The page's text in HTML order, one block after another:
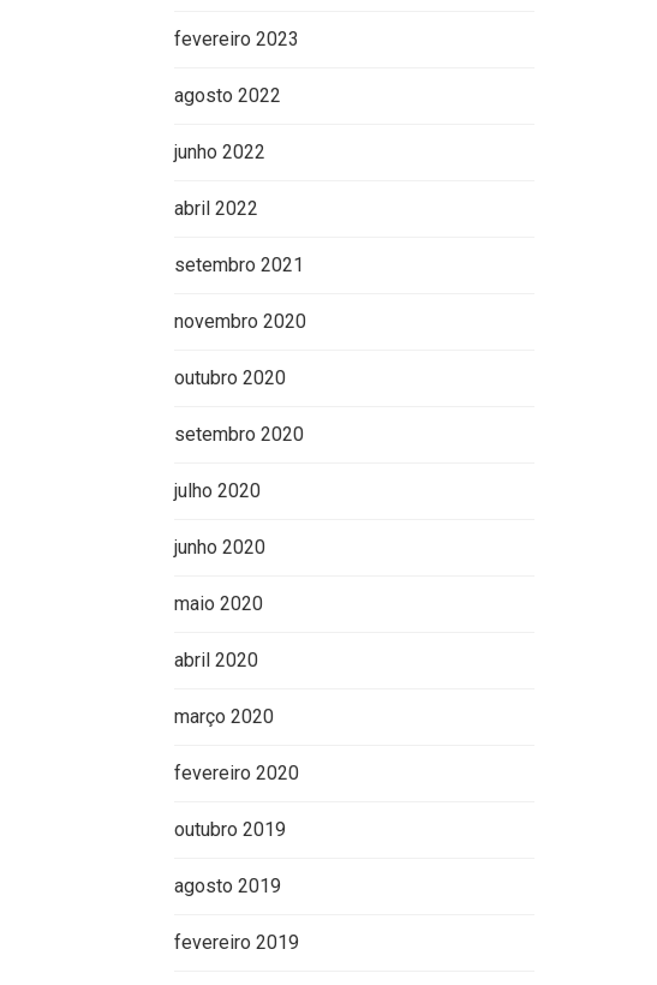
fevereiro 2023
agosto 2022
junho 2022
abril 2022
setembro 2021
novembro 2020
outubro 2020
setembro 2020
julho 2020
junho 2020
maio 2020
abril 2020
março 2020
fevereiro 2020
outubro 2019
agosto 2019
fevereiro 2019